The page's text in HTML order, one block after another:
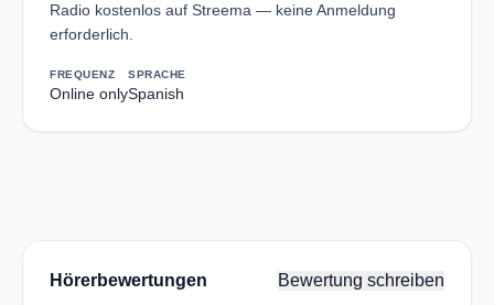
Radio kostenlos auf Streema — keine Anmeldung
erforderlich.
FREQUENZ
Online only
SPRACHE
Spanish
Hörerbewertungen Bewertung schreiben